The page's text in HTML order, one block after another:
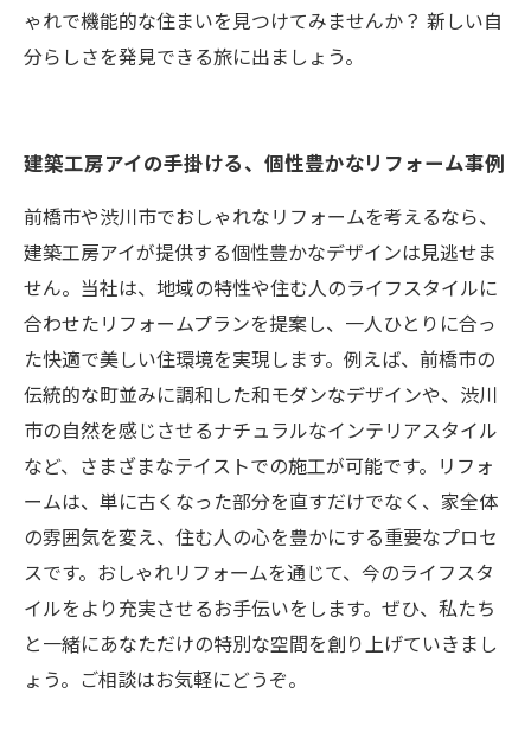
ゃれで機能的な住まいを見つけてみませんか？ 新しい自
分らしさを発見できる旅に出ましょう。
建築工房アイの手掛ける、個性豊かなリフォーム事例
前橋市や渋川市でおしゃれなリフォームを考えるなら、
建築工房アイが提供する個性豊かなデザインは見逃せま
せん。当社は、地域の特性や住む人のライフスタイルに
合わせたリフォームプランを提案し、一人ひとりに合っ
た快適で美しい住環境を実現します。例えば、前橋市の
伝統的な町並みに調和した和モダンなデザインや、渋川
市の自然を感じさせるナチュラルなインテリアスタイル
など、さまざまなテイストでの施工が可能です。リフォ
ームは、単に古くなった部分を直すだけでなく、家全体
の雰囲気を変え、住む人の心を豊かにする重要なプロセ
スです。おしゃれリフォームを通じて、今のライフスタ
イルをより充実させるお手伝いをします。ぜひ、私たち
と一緒にあなただけの特別な空間を創り上げていきまし
ょう。ご相談はお気軽にどうぞ。